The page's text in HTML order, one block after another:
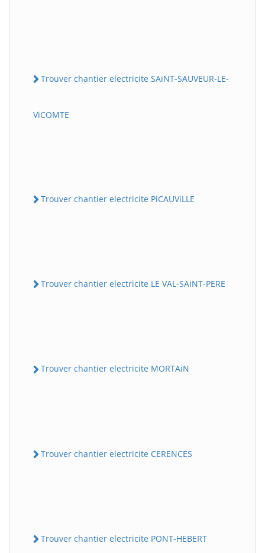
Trouver chantier electricite SAiNT-SAUVEUR-LE-
ViCOMTE
Trouver chantier electricite PiCAUViLLE
Trouver chantier electricite LE VAL-SAiNT-PERE
Trouver chantier electricite MORTAiN
Trouver chantier electricite CERENCES
Trouver chantier electricite PONT-HEBERT